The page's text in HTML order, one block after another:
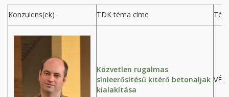
Konzulens(ek) TDK téma címe
Közvetlen rugalmas
sínleerősítésű kitérő betonaljak
kialakítása